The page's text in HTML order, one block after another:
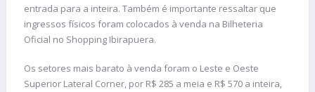
entrada para a inteira. Também é importante ressaltar que
ingressos físicos foram colocados à venda na Bilheteria
Oficial no Shopping Ibirapuera.
Os setores mais barato à venda foram o Leste e Oeste
Superior Lateral Corner, por R$ 285 a meia e R$ 570 a inteira,